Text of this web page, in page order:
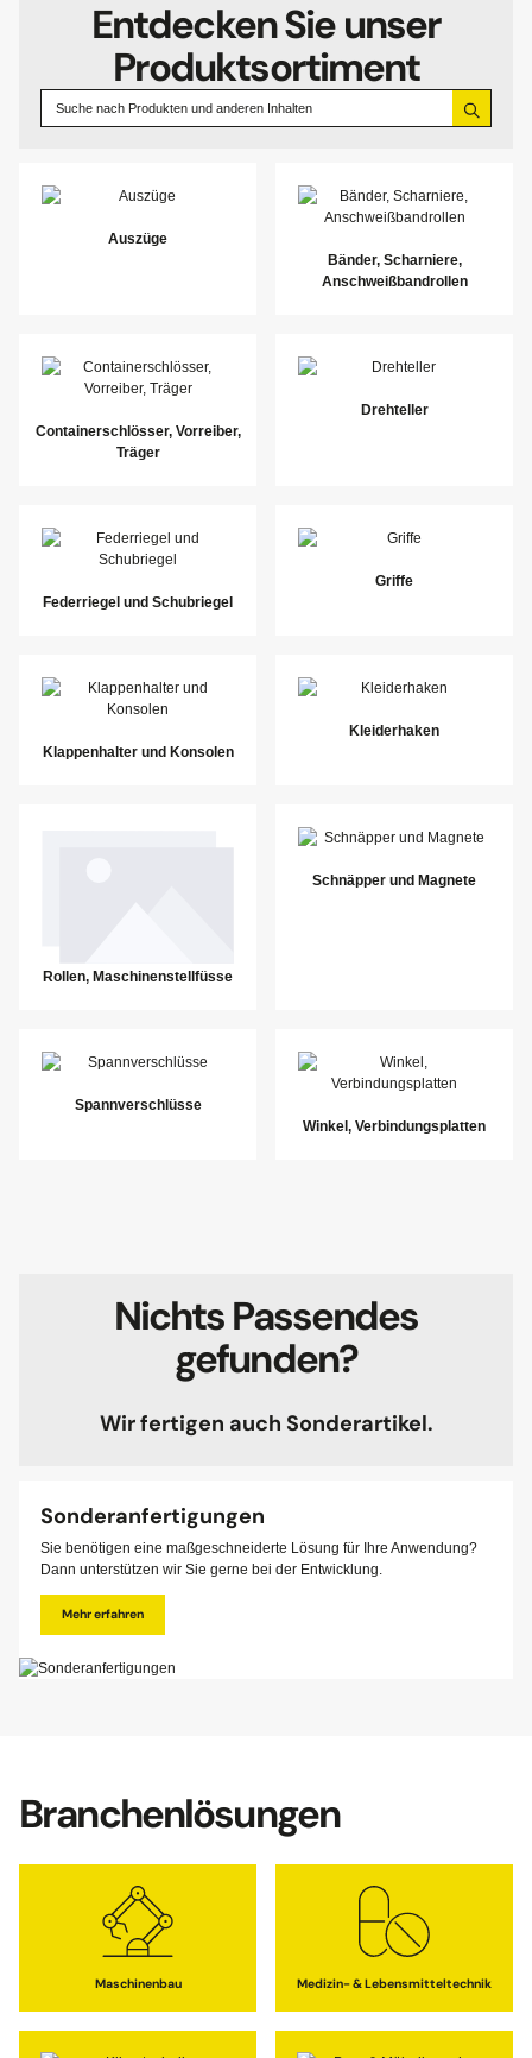
Entdecken Sie unser
Produktsortiment
Auszüge
Bänder, Scharniere,
Anschweißbandrollen
Containerschlösser, Vorreiber,
Träger
Drehteller
Federriegel und Schubriegel
Griffe
Klappenhalter und Konsolen
Kleiderhaken
Rollen, Maschinenstellfüsse
Schnäpper und Magnete
Spannverschlüsse
Winkel, Verbindungsplatten
Nichts Passendes
gefunden?
Wir fertigen auch Sonderartikel.
Sonderanfertigungen
Sie benötigen eine maßgeschneiderte Lösung für Ihre Anwendung?
Dann unterstützen wir Sie gerne bei der Entwicklung.
Mehr erfahren
Branchenlösungen
Maschinenbau Medizin- & Lebensmitteltechnik